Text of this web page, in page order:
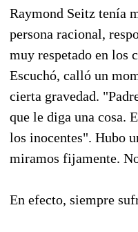
Raymond Seitz tenía
persona racional,
muy respetado en los
Escuchó, calló un
cierta gravedad.
que le diga una cosa.
los inocentes". Hubo
miramos fijamente.
En efecto, siempre